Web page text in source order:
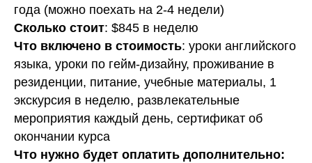
года (можно поехать на 2-4 недели)
Сколько стоит: $845 в неделю
Что включено в стоимость: уроки английского
языка, уроки по гейм-дизайну, проживание в
резиденции, питание, учебные материалы, 1
экскурсия в неделю, развлекательные
мероприятия каждый день, сертификат об
окончании курса
Что нужно будет оплатить дополнительно: